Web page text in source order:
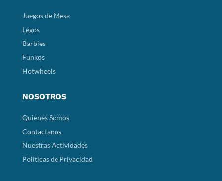
Juegos de Mesa
Legos
Barbies
Funkos
Hotwheels
NOSOTROS
Quienes Somos
Contactanos
Nuestras Actividades
Politicas de Privacidad